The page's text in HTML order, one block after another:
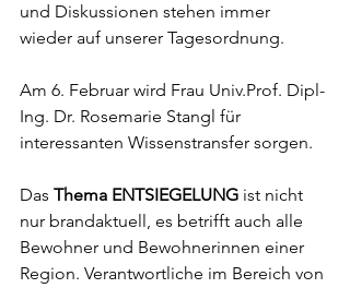
und Diskussionen stehen immer
wieder auf unserer Tagesordnung.
Am 6. Februar wird Frau Univ.Prof. Dipl-
Ing. Dr. Rosemarie Stangl für
interessanten Wissenstransfer sorgen.
Das Thema ENTSIEGELUNG ist nicht
nur brandaktuell, es betrifft auch alle
Bewohner und Bewohnerinnen einer
Region. Verantwortliche im Bereich von